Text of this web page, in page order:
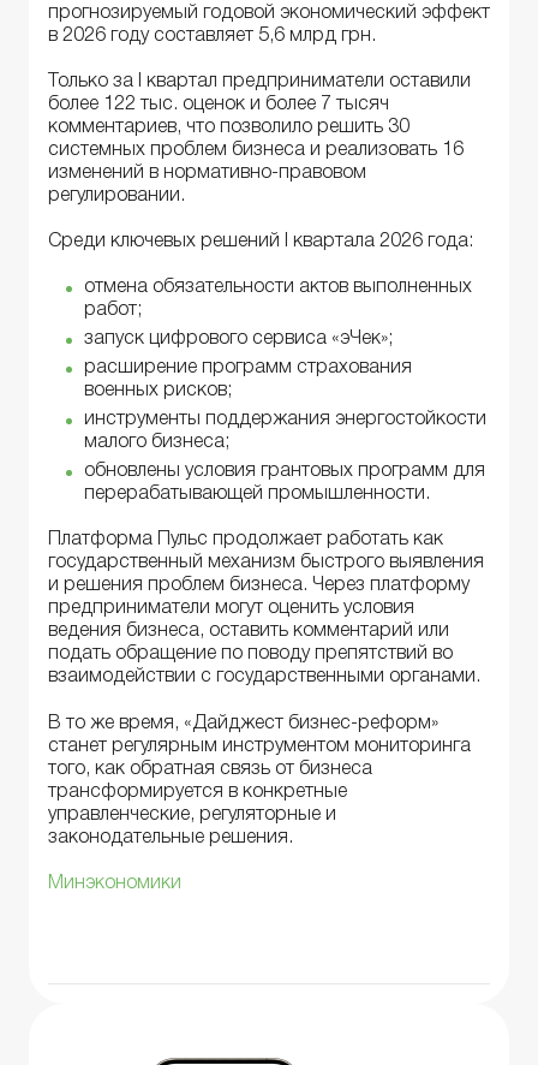
прогнозируемый годовой экономический эффект
в 2026 году составляет 5,6 млрд грн.
Только за I квартал предприниматели оставили
более 122 тыс. оценок и более 7 тысяч
комментариев, что позволило решить 30
системных проблем бизнеса и реализовать 16
изменений в нормативно-правовом
регулировании.
Среди ключевых решений I квартала 2026 года:
отмена обязательности актов выполненных
работ;
запуск цифрового сервиса «эЧек»;
расширение программ страхования
военных рисков;
инструменты поддержания энергостойкости
малого бизнеса;
обновлены условия грантовых программ для
перерабатывающей промышленности.
Платформа Пульс продолжает работать как
государственный механизм быстрого выявления
и решения проблем бизнеса. Через платформу
предприниматели могут оценить условия
ведения бизнеса, оставить комментарий или
подать обращение по поводу препятствий во
взаимодействии с государственными органами.
В то же время, «Дайджест бизнес-реформ»
станет регулярным инструментом мониторинга
того, как обратная связь от бизнеса
трансформируется в конкретные
управленческие, регуляторные и
законодательные решения.
Минэкономики